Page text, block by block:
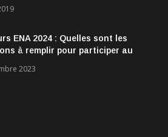
ENA 2024 : Quelles sont les
à remplir pour participer au
2023